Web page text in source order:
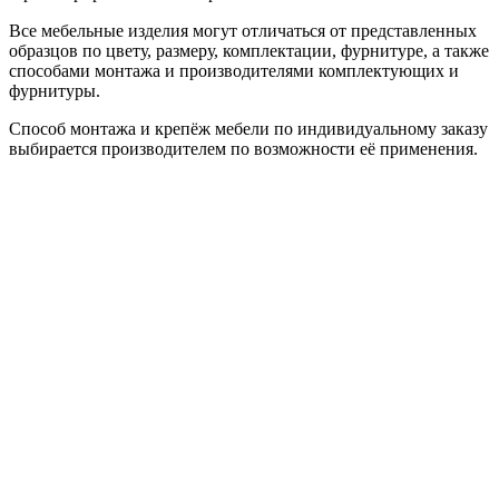
Все мебельные изделия могут отличаться от представленных
образцов по цвету, размеру, комплектации, фурнитуре, а также
способами монтажа и производителями комплектующих и
фурнитуры.
Способ монтажа и крепёж мебели по индивидуальному заказу
выбирается производителем по возможности её применения.